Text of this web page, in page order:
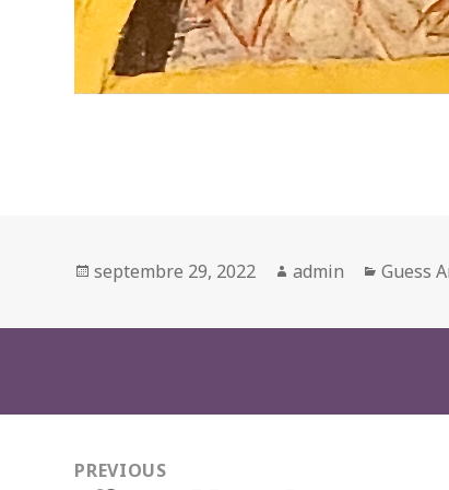
Posted
septembre 29, 2022 Author
admin Guess
PREVIOUS